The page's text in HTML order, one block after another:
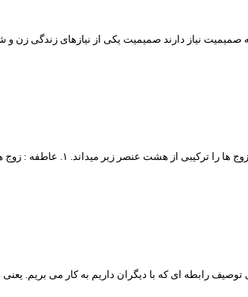
نیاز دارند صمیمیت یکی از نیازهای زندگی
رابطه ای که با دیگران داریم به کار می بریم.